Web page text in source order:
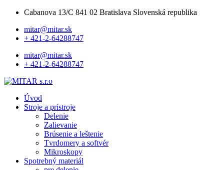
Cabanova 13/C 841 02 Bratislava Slovenská republika
mitar@mitar.sk
+ 421-2-64288747
mitar@mitar.sk
+ 421-2-64288747
Úvod
Stroje a prístroje
Delenie
Zalievanie
Brúsenie a leštenie
Tvrdomery a softvér
Mikroskopy
Spotrebný materiál